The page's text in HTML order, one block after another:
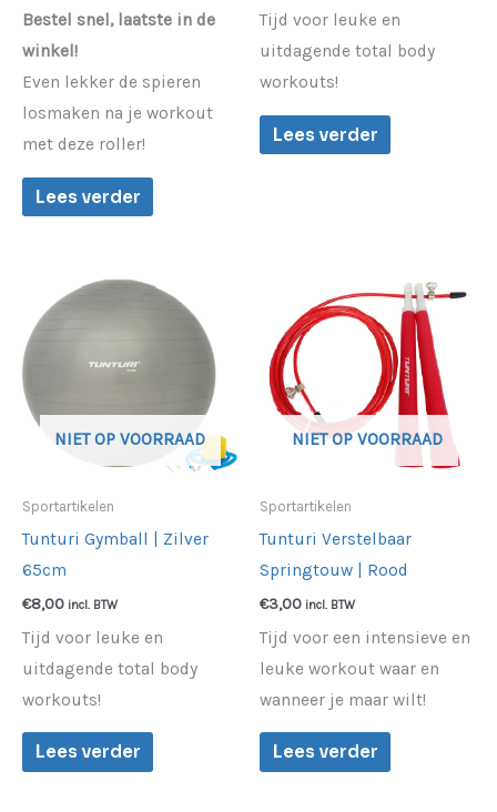
Bestel snel, laatste in de
winkel!
Even lekker de spieren
losmaken na je workout
met deze roller!
Lees verder
Tijd voor leuke en
uitdagende total body
workouts!
Lees verder
NIET OP VOORRAAD
Sportartikelen
Tunturi Gymball | Zilver
65cm
€8,00 incl. BTW
Tijd voor leuke en
uitdagende total body
workouts!
Lees verder
NIET OP VOORRAAD
Sportartikelen
Tunturi Verstelbaar
Springtouw | Rood
€3,00 incl. BTW
Tijd voor een intensieve en
leuke workout waar en
wanneer je maar wilt!
Lees verder